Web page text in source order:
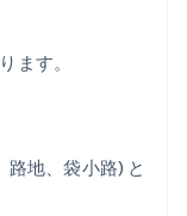
ます。
路地、袋小路) と